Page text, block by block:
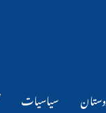
سیاسیات